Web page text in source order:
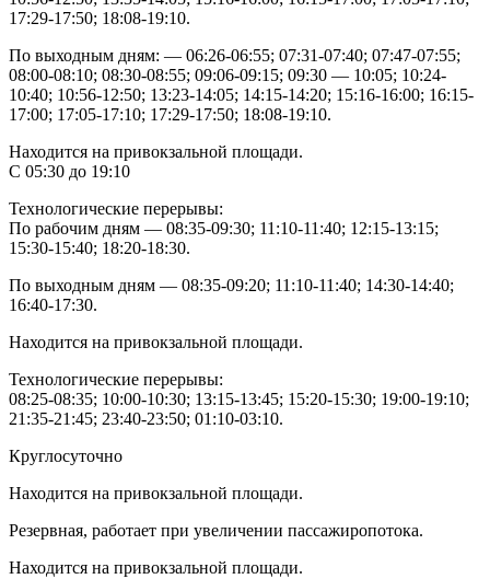
17:29-17:50; 18:08-19:10.
По выходным дням: — 06:26-06:55; 07:31-07:40; 07:47-07:55;
08:00-08:10; 08:30-08:55; 09:06-09:15; 09:30 — 10:05; 10:24-
10:40; 10:56-12:50; 13:23-14:05; 14:15-14:20; 15:16-16:00; 16:15-
17:00; 17:05-17:10; 17:29-17:50; 18:08-19:10.
Находится на привокзальной площади.
С 05:30 до 19:10
Технологические перерывы:
По рабочим дням — 08:35-09:30; 11:10-11:40; 12:15-13:15;
15:30-15:40; 18:20-18:30.
По выходным дням — 08:35-09:20; 11:10-11:40; 14:30-14:40;
16:40-17:30.
Находится на привокзальной площади.
Технологические перерывы:
08:25-08:35; 10:00-10:30; 13:15-13:45; 15:20-15:30; 19:00-19:10;
21:35-21:45; 23:40-23:50; 01:10-03:10.
Круглосуточно
Находится на привокзальной площади.
Резервная, работает при увеличении пассажиропотока.
Находится на привокзальной площади.